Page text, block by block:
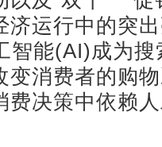
济运行中的突
智能(AI)成为
变消费者的购
费决策中依赖